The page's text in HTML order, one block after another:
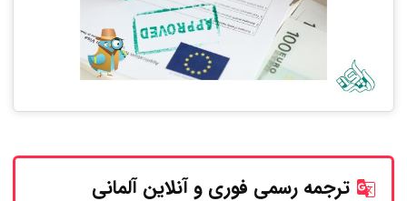
ترجمه رسمی فوری و آنلاینآلمانی